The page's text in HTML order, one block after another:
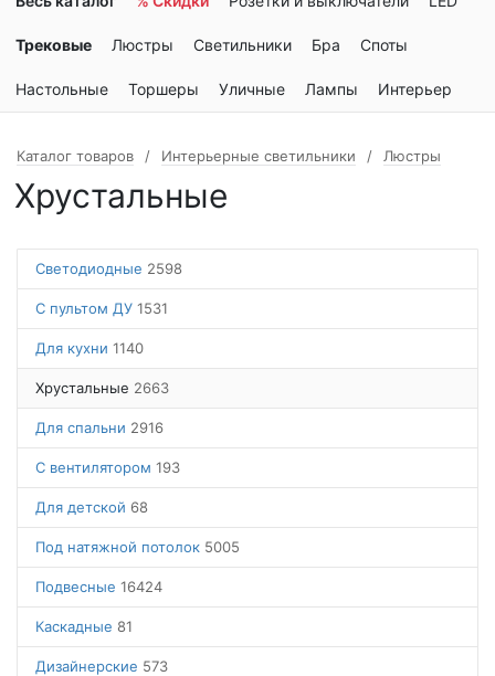
Трековые Люстры Светильники Бра Споты
Настольные Торшеры Уличные Лампы Интерьер
Каталог товаров Интерьерные светильники Люстры
Хрустальные
Светодиодные 2598
С пультом ДУ 1531
Для кухни 1140
Хрустальные 2663
Для спальни 2916
С вентилятором 193
Для детской 68
Под натяжной потолок 5005
Подвесные 16424
Каскадные 81
Дизайнерские 573